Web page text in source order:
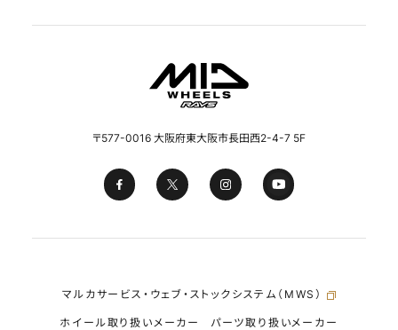
〒577-0016 大阪府東大阪市長田西2-4-7 5F
マルカサービス・ウェブ・ストックシステム（MWS）
ホイール取り扱いメーカー パーツ取り扱いメーカー